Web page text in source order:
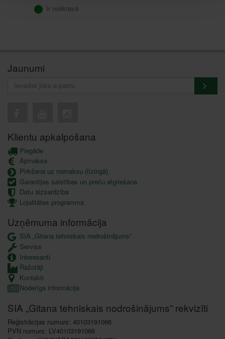
Ir noliktavā
Jaunumi
Klientu apkalpošana
Piegāde
Apmaksa
Pirkšana uz nomaksu (līzingā)
Garantijas saistības un preču atgriešana
Datu aizsardzība
Lojalitātes programma
Uzņēmuma informācija
SIA „Gitana tehniskais nodrošinājums”
Serviss
Interesanti
Ražotāji
Kontakti
Noderīga informācija
SIA „Gitana tehniskais nodrošinājums” rekvizīti
Reģistrācijas numurs: 40103191066
PVN numurs: LV40103191066